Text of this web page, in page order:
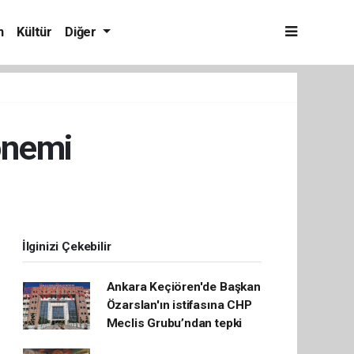
Kültür Diğer
İlginizi Çekebilir
Ankara Keçiören'de Başkan
Özarslan'ın istifasına CHP
Meclis Grubu’ndan tepki